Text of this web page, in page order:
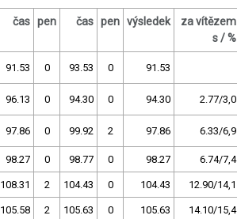
čas pen čas pen výsledek
za vítězem
s / %
91.53 0 93.53 0 91.53
96.13 0 94.30 0 94.30 2.77/3,0
97.86 0 99.92 2 97.86 6.33/6,9
98.27 0 98.77 0 98.27 6.74/7,4
108.31 2 104.43 0 104.43 12.90/14,1
105.58 2 105.63 0 105.63 14.10/15,4